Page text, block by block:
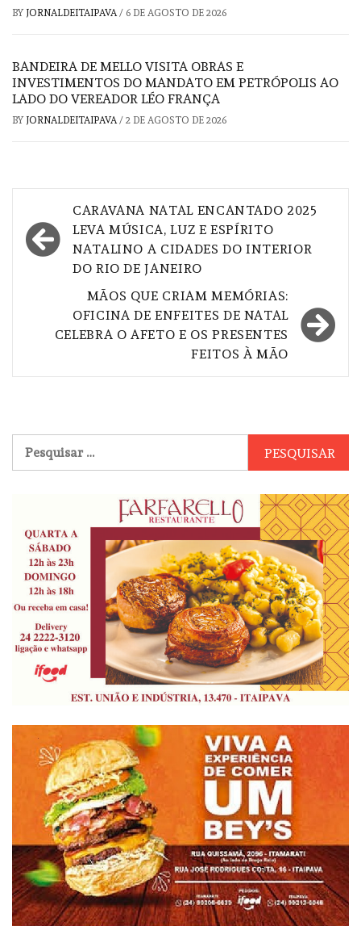
BY JORNALDEITAIPAVA/ 6 DE AGOSTO DE 2026
BANDEIRA DE MELLO VISITA OBRAS E
INVESTIMENTOS DO MANDATO EM PETRÓPOLIS AO
LADO DO VEREADOR LÉO FRANÇA
BY JORNALDEITAIPAVA/ 2 DE AGOSTO DE 2026
Navegação
de
Post
CARAVANA NATAL ENCANTADO 2025
LEVA MÚSICA, LUZ E ESPÍRITO
NATALINO A CIDADES DO INTERIOR
DO RIO DE JANEIRO
MÃOS QUE CRIAM MEMÓRIAS:
OFICINA DE ENFEITES DE NATAL
CELEBRA O AFETO E OS PRESENTES
FEITOS À MÃO
por: